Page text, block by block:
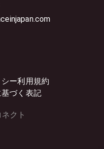
ー利用規約
づく表記
クト